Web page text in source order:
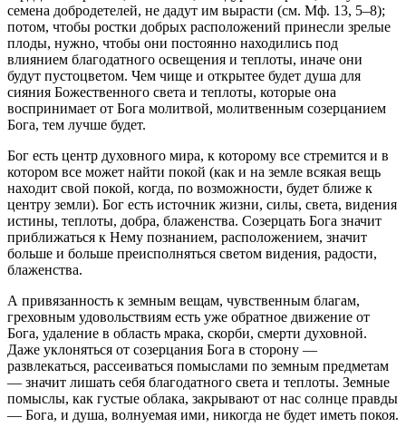
семена добродетелей, не дадут им вырасти (см. Мф. 13, 5–8);
потом, чтобы ростки добрых расположений принесли зрелые
плоды, нужно, чтобы они постоянно находились под
влиянием благодатного освещения и теплоты, иначе они
будут пустоцветом. Чем чище и открытее будет душа для
сияния Божественного света и теплоты, которые она
воспринимает от Бога молитвой, молитвенным созерцанием
Бога, тем лучше будет.
Бог есть центр духовного мира, к которому все стремится и в
котором все может найти покой (как и на земле всякая вещь
находит свой покой, когда, по возможности, будет ближе к
центру земли). Бог есть источник жизни, силы, света, видения
истины, теплоты, добра, блаженства. Созерцать Бога значит
приближаться к Нему познанием, расположением, значит
больше и больше преисполняться светом видения, радости,
блаженства.
А привязанность к земным вещам, чувственным благам,
греховным удовольствиям есть уже обратное движение от
Бога, удаление в область мрака, скорби, смерти духовной.
Даже уклоняться от созерцания Бога в сторону —
развлекаться, рассеиваться помыслами по земным предметам
— значит лишать себя благодатного света и теплоты. Земные
помыслы, как густые облака, закрывают от нас солнце правды
— Бога, и душа, волнуемая ими, никогда не будет иметь покоя.